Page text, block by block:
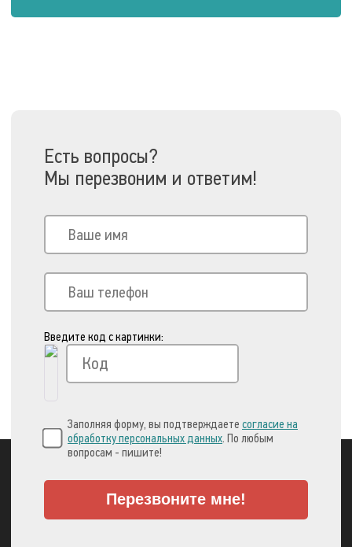
Есть вопросы?
Мы перезвоним и ответим!
Введите код с картинки:
Заполняя форму, вы подтверждаете согласие на
обработку персональных данных. По любым
вопросам - пишите!
Перезвоните мне!